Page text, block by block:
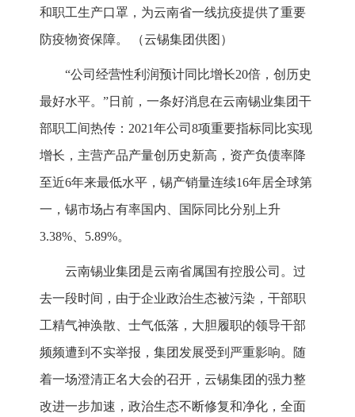
和职工生产口罩，为云南省一线抗疫提供了重要
防疫物资保障。 （云锡集团供图）
“公司经营性利润预计同比增长20倍，创历史
最好水平。”日前，一条好消息在云南锡业集团干
部职工间热传：2021年公司8项重要指标同比实现
增长，主营产品产量创历史新高，资产负债率降
至近6年来最低水平，锡产销量连续16年居全球第
一，锡市场占有率国内、国际同比分别上升
3.38%、5.89%。
云南锡业集团是云南省属国有控股公司。过
去一段时间，由于企业政治生态被污染，干部职
工精气神涣散、士气低落，大胆履职的领导干部
频频遭到不实举报，集团发展受到严重影响。随
着一场澄清正名大会的召开，云锡集团的强力整
改进一步加速，政治生态不断修复和净化，全面